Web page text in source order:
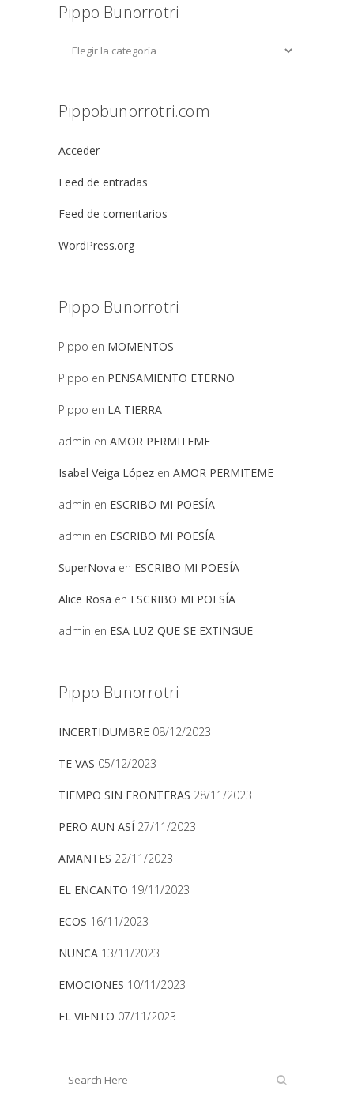
Pippo Bunorrotri
Pippobunorrotri.com
Acceder
Feed de entradas
Feed de comentarios
WordPress.org
Pippo Bunorrotri
Pippo en MOMENTOS
Pippo en PENSAMIENTO ETERNO
Pippo en LA TIERRA
admin en AMOR PERMITEME
Isabel Veiga López en AMOR PERMITEME
admin en ESCRIBO MI POESÍA
admin en ESCRIBO MI POESÍA
SuperNova en ESCRIBO MI POESÍA
Alice Rosa en ESCRIBO MI POESÍA
admin en ESA LUZ QUE SE EXTINGUE
Pippo Bunorrotri
INCERTIDUMBRE 08/12/2023
TE VAS 05/12/2023
TIEMPO SIN FRONTERAS 28/11/2023
PERO AUN ASÍ 27/11/2023
AMANTES 22/11/2023
EL ENCANTO 19/11/2023
ECOS 16/11/2023
NUNCA 13/11/2023
EMOCIONES 10/11/2023
EL VIENTO 07/11/2023